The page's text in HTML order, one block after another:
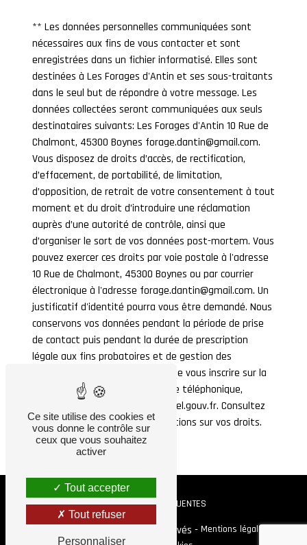
** Les données personnelles communiquées sont
nécessaires aux fins de vous contacter et sont
enregistrées dans un fichier informatisé. Elles sont
destinées à Les Forages d'Antin et ses sous-traitants
dans le seul but de répondre à votre message. Les
données collectées seront communiquées aux seuls
destinataires suivants: Les Forages d'Antin 10 Rue de
Chalmont, 45300 Boynes forage.dantin@gmail.com.
Vous disposez de droits d’accès, de rectification,
d’effacement, de portabilité, de limitation,
d’opposition, de retrait de votre consentement à tout
moment et du droit d’introduire une réclamation
auprès d’une autorité de contrôle, ainsi que
d’organiser le sort de vos données post-mortem. Vous
pouvez exercer ces droits par voie postale à l'adresse
10 Rue de Chalmont, 45300 Boynes ou par courrier
électronique à l'adresse forage.dantin@gmail.com. Un
justificatif d'identité pourra vous être demandé. Nous
conservons vos données pendant la période de prise
de contact puis pendant la durée de prescription
légale aux fins probatoires et de gestion des
contentieux. Vous avez le droit de vous inscrire sur la
liste d'opposition au démarchage téléphonique,
Bloctel.gouv.fr. Consultez
le site cnil.fr pour plus d’informations sur vos droits.
RECHERCHES FRÉQUENTES
- 2026 - Tous droits réservés - Mentions légales
Ce site utilise des cookies et
vous donne le contrôle sur
ceux que vous souhaitez
activer
Tout accepter
Tout refuser
Personnaliser